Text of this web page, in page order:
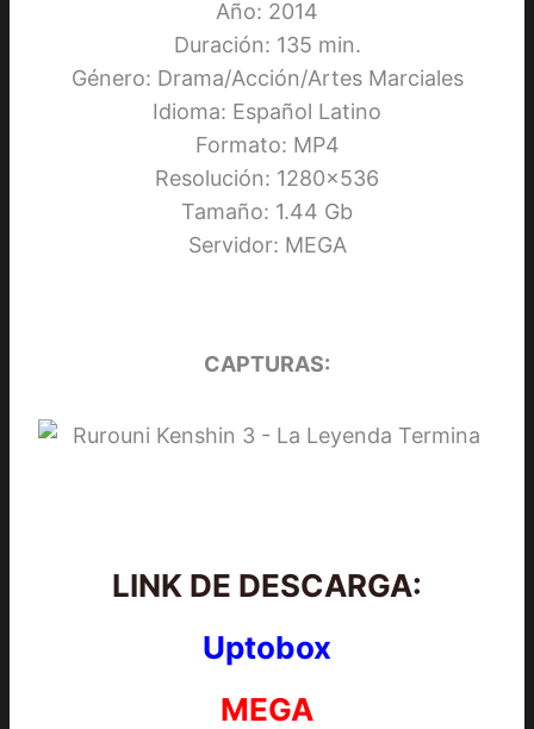
Año: 2014
Duración: 135 min.
Género: Drama/Acción/Artes Marciales
Idioma: Español Latino
Formato: MP4
Resolución: 1280×536
Tamaño: 1.44 Gb
Servidor: MEGA
CAPTURAS:
LINK DE DESCARGA:
Uptobox
MEGA